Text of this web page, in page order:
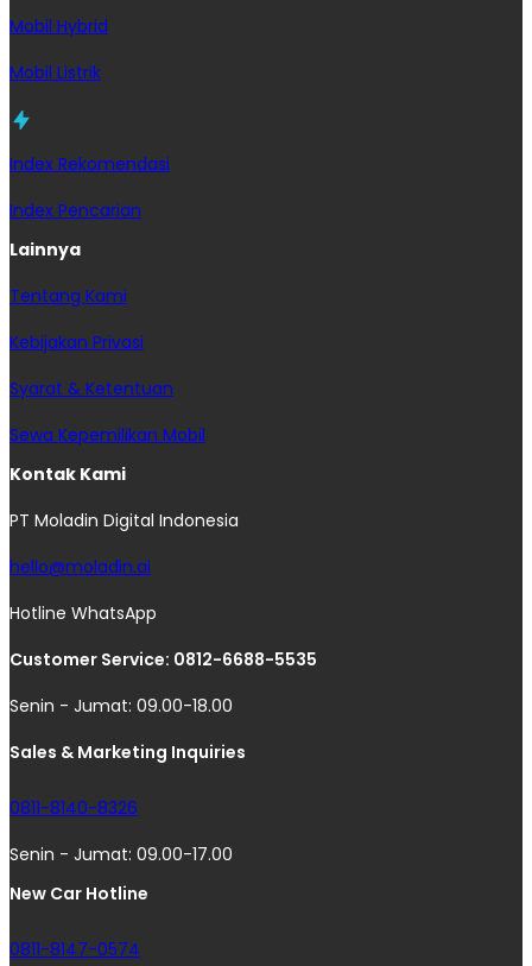
Mobil Hybrid
Mobil Listrik
Index Rekomendasi
Index Pencarian
Lainnya
Tentang Kami
Kebijakan Privasi
Syarat & Ketentuan
Sewa Kepemilikan Mobil
Kontak Kami
PT Moladin Digital Indonesia
hello@moladin.ai
Hotline WhatsApp
Customer Service: 0812-6688-5535
Senin - Jumat: 09.00-18.00
Sales & Marketing Inquiries
0811-8140-8326
Senin - Jumat: 09.00-17.00
New Car Hotline
0811-8147-0574